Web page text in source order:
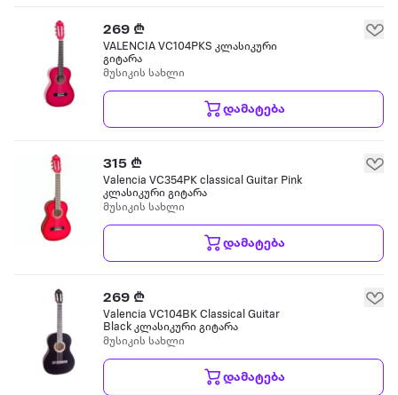
269 ₾
VALENCIA VC104PKS კლასიკური
გიტარა
მუსიკის სახლი
დამატება
315 ₾
Valencia VC354PK classical Guitar Pink
კლასიკური გიტარა
მუსიკის სახლი
დამატება
269 ₾
Valencia VC104BK Classical Guitar
Black კლასიკური გიტარა
მუსიკის სახლი
დამატება